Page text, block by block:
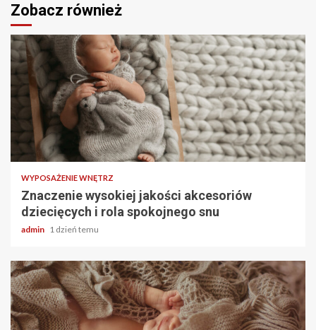
Zobacz również
2 min odczytu
WYPOSAŻENIE WNĘTRZ
Znaczenie wysokiej jakości akcesoriów
dziecięcych i rola spokojnego snu
admin 1 dzień temu